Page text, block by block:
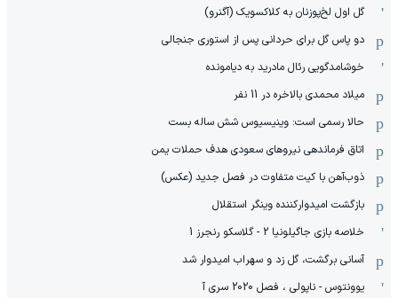
گل اول لخ‌پوزنان به کلاکسویک (آگنرو)
دو پاس گل برای حردانی پس از استوری جنجالی
خوشامدگویی رئال مادرید به دیامونده
میلاد محمدی بالاخره در 11 نفر
حالا رسمی است: وینیسیوس شش ساله بست
اتاق فرماندهی نیروهای سعودی هدف حملات یمن
ذوب‌آهن با کیت متفاوت در فصل جدید (عکس)
بازگشت امیدوارکننده وینگر استقلال
خلاصه بازی جاگیلونیا 2 - گلاسکو رنجرز 1
آسانی برگشت، گل زد و سهراب امیدوار شد
یوونتوس - ناپولی ، فصل 2020 سری آ